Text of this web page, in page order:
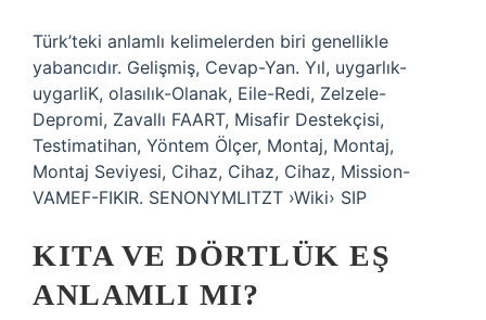
Türk’teki anlamlı kelimelerden biri genellikle
yabancıdır. Gelişmiş, Cevap-Yan. Yıl, uygarlık-
uygarliK, olasılık-Olanak, Eile-Redi, Zelzele-
Depromi, Zavallı FAART, Misafir Destekçisi,
Testimatihan, Yöntem Ölçer, Montaj, Montaj,
Montaj Seviyesi, Cihaz, Cihaz, Cihaz, Mission-
VAMEF-FIKIR. SENONYMLITZT ›Wiki› SIP
KITA VE DÖRTLÜK EŞ
ANLAMLI MI?